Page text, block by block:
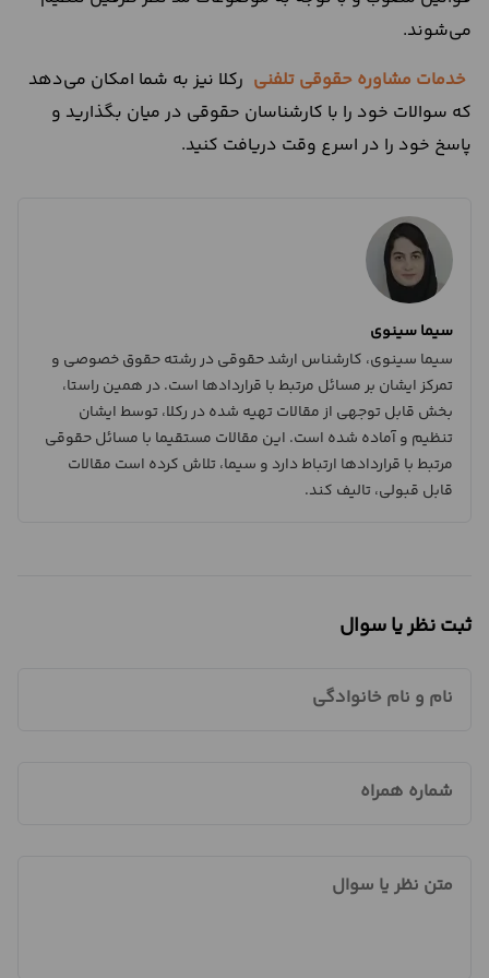
می‌شوند.
خدمات مشاوره حقوقی تلفنی رکلا نیز به شما امکان می‌دهد
که سوالات خود را با کارشناسان حقوقی در میان بگذارید و
پاسخ خود را در اسرع وقت دریافت کنید.
سیما سینوی
سیما سینوی، کارشناس ارشد حقوقی در رشته حقوق خصوصی و
تمرکز ایشان بر مسائل مرتبط با قراردادها است. در همین راستا،
بخش قابل توجهی از مقالات تهیه شده در رکلا، توسط ایشان
تنظیم و آماده شده است. این مقالات مستقیما با مسائل حقوقی
مرتبط با قراردادها ارتباط دارد و سیما، تلاش کرده است مقالات
قابل قبولی، تالیف کند.
ثبت نظر یا سوال
نام و نام خانوادگی
شماره همراه
متن نظر یا سوال